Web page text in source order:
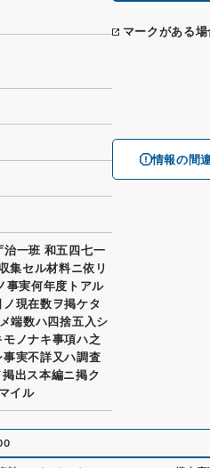
マークがある
情報の間
一班 和五四七一
集セル材料ニ依リ
事実何年度トアル
現在数ヲ掲ケタ
端数ハ四捨五入シ
ノナキ事項ハ之
実不詳又ハ調査
出ス本編ニ掲ク
イル